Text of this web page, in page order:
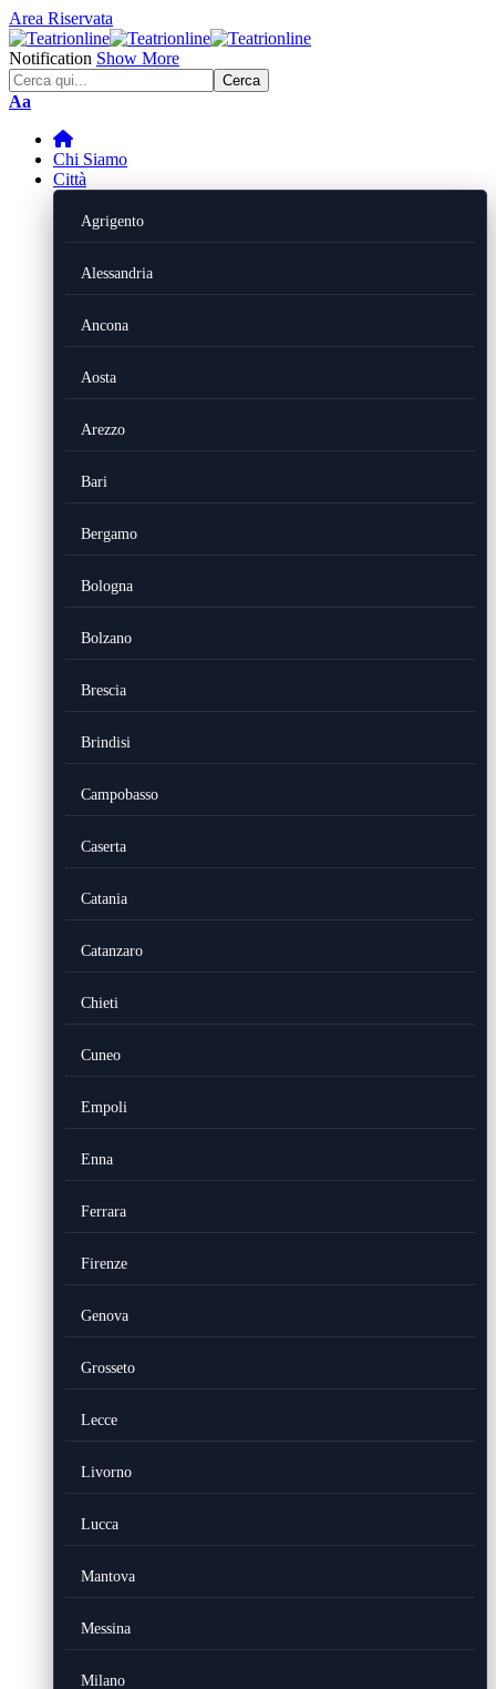
Area Riservata
Notification Show More
Font
Aa
Chi Siamo
Città
Agrigento
Alessandria
Ancona
Aosta
Arezzo
Bari
Bergamo
Bologna
Bolzano
Brescia
Brindisi
Campobasso
Caserta
Catania
Catanzaro
Chieti
Cuneo
Empoli
Enna
Ferrara
Firenze
Genova
Grosseto
Lecce
Livorno
Lucca
Mantova
Messina
Milano